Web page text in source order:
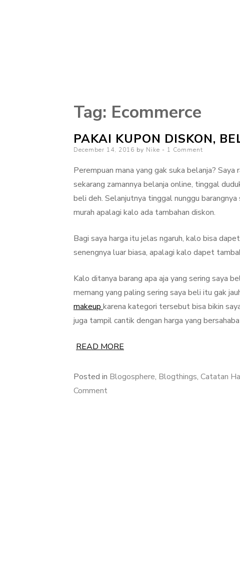
Tag: Ecommerce
PAKAI KUPON DISKON,
Posted
December 14, 2016 by Nike 1 Comment
Perempuan mana yang gak suka belanja?
sekarang zamannya belanja online, tinggal
beli deh. Selanjutnya tinggal nunggu
murah apalagi kalo ada tambahan diskon.
Bagi saya harga itu jelas ngaruh, kalo bisa
senengnya luar biasa, apalagi kalo dapet
Kalo ditanya barang apa aja yang sering saya
memang yang paling sering saya beli itu gak
makeup karena kategori tersebut bisa bikin
juga tampil cantik dengan harga yang
READ MORE
Posted in Blogosphere, Blogthings, Catatan
Commenton